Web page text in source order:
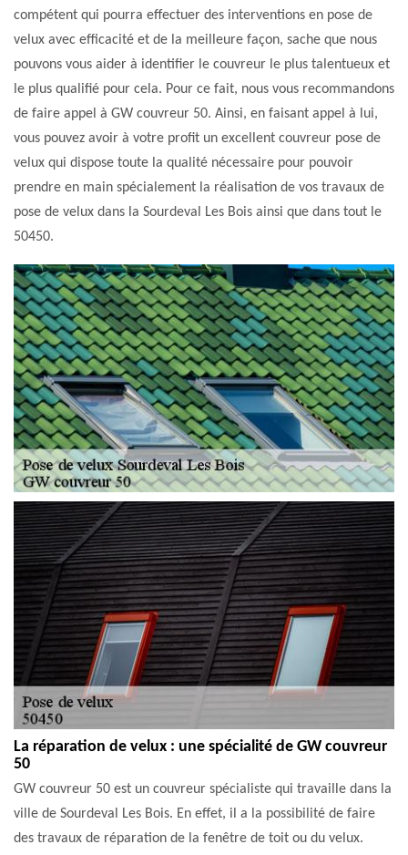
compétent qui pourra effectuer des interventions en pose de
velux avec efficacité et de la meilleure façon, sache que nous
pouvons vous aider à identifier le couvreur le plus talentueux et
le plus qualifié pour cela. Pour ce fait, nous vous recommandons
de faire appel à GW couvreur 50. Ainsi, en faisant appel à lui,
vous pouvez avoir à votre profit un excellent couvreur pose de
velux qui dispose toute la qualité nécessaire pour pouvoir
prendre en main spécialement la réalisation de vos travaux de
pose de velux dans la Sourdeval Les Bois ainsi que dans tout le
50450.
La réparation de velux : une spécialité de GW couvreur
50
GW couvreur 50 est un couvreur spécialiste qui travaille dans la
ville de Sourdeval Les Bois. En effet, il a la possibilité de faire
des travaux de réparation de la fenêtre de toit ou du velux.